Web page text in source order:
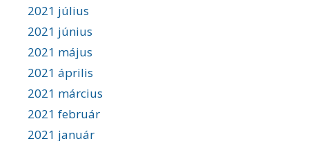
2021 július
2021 június
2021 május
2021 április
2021 március
2021 február
2021 január